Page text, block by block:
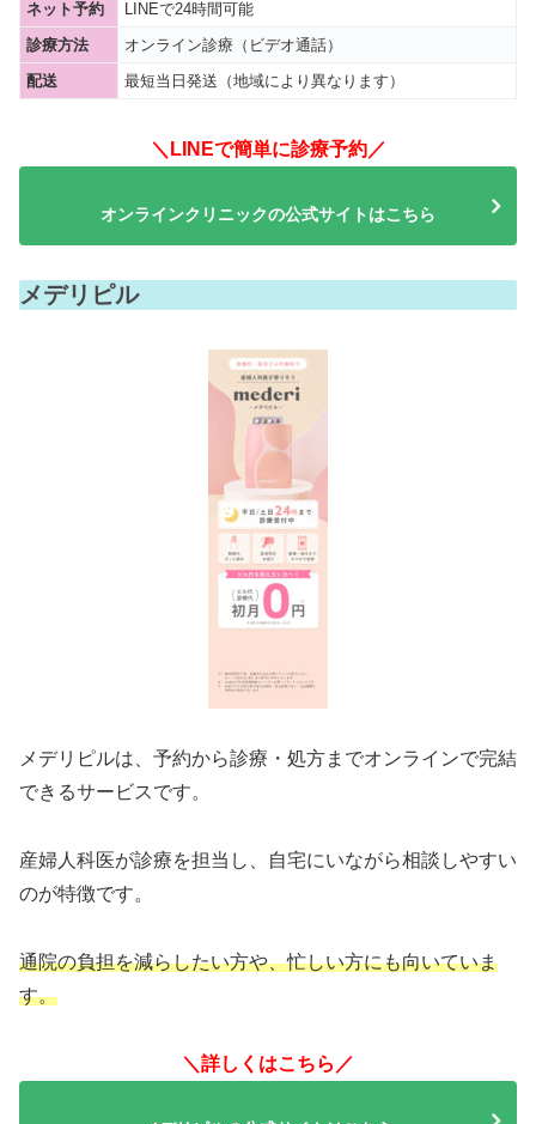
ネット予約
LINEで24時間可能
診療方法
オンライン診療（ビデオ通話）
配送
最短当日発送（地域により異なります）
＼LINEで簡単に診療予約／
オンラインクリニックの公式サイトはこちら
メデリピル
メデリピルは、予約から診療・処方までオンラインで完結
できるサービスです。
産婦人科医が診療を担当し、自宅にいながら相談しやすい
のが特徴です。
通院の負担を減らしたい方や、忙しい方にも向いていま
す。
＼詳しくはこちら／